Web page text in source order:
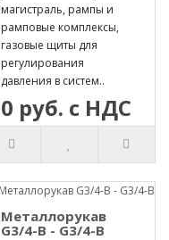
магистраль, рампы и
рамповые комплексы,
газовые щиты для
регулирования
давления в систем..
0 руб. с НДС
Металлорукав
G3/4-B - G3/4-B